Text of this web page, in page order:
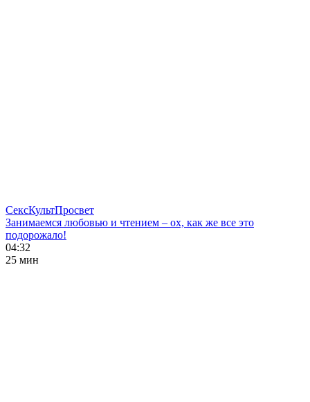
СексКультПросвет
Занимаемся любовью и чтением – ох, как же все это
подорожало!
04:32
25 мин